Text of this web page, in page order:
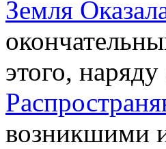
Земля
этого, наряду
возникшими